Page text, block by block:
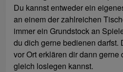
Du kannst entweder ein
an einem der zahlreichen
immer ein Grundstock an
du dich gerne bedienen darfst.
vor Ort erklären dir dann gerne
gleich loslegen kannst.